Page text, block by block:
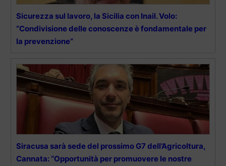
Sicurezza sul lavoro, la Sicilia con Inail. Volo:
“Condivisione delle conoscenze è fondamentale per
la prevenzione”
Siracusa sarà sede del prossimo G7 dell’Agricoltura,
Cannata: “Opportunità per promuovere le nostre